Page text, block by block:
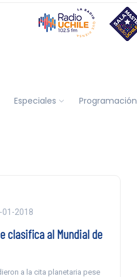
Especiales Programación
01-2018
clasifica al Mundial de
a la cita planetaria pese